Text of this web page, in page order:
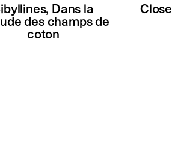
Dans la
des champs de
coton
Close